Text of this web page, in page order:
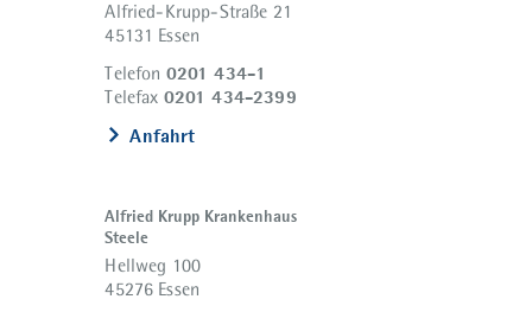
Alfried-Krupp-Straße 21
45131 Essen
Telefon 0201 434-1
Telefax 0201 434-2399
Anfahrt
Alfried Krupp Krankenhaus
Steele
Hellweg 100
45276 Essen